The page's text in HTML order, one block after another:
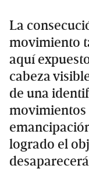
La
movimiento
aquí
cabeza
de una
movimientos
logrado el